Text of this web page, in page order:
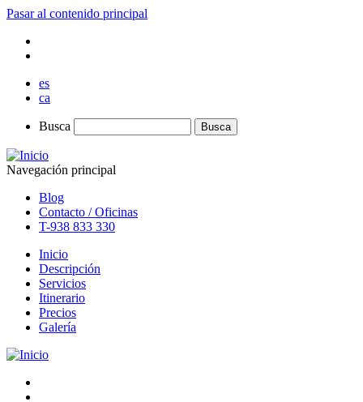
Pasar al contenido principal
es
ca
Busca Busca
Navegación principal
Blog
Contacto / Oficinas
T-938 833 330
Inicio
Descripción
Servicios
Itinerario
Precios
Galería